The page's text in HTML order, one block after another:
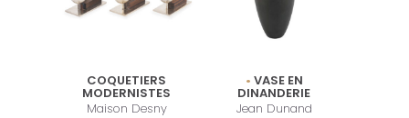
COQUETIERS
MODERNISTES
Maison Desny
VASE EN
DINANDERIE
Jean Dunand